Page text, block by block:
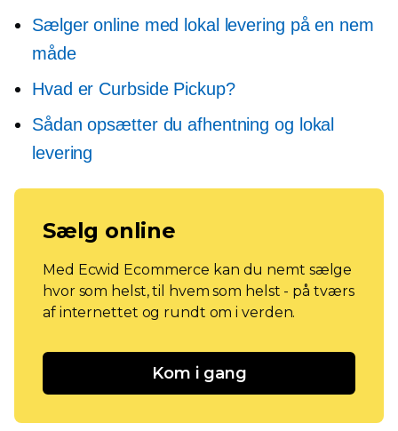
Sælger online med lokal levering på en nem
måde
Hvad er Curbside Pickup?
Sådan opsætter du afhentning og lokal
levering
Sælg online
Med Ecwid Ecommerce kan du nemt sælge
hvor som helst, til hvem som helst - på tværs
af internettet og rundt om i verden.
Kom i gang